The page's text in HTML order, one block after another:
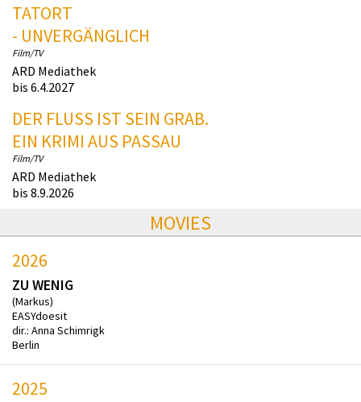
TATORT
- UNVERGÄNGLICH
Film/TV
ARD Mediathek
bis 6.4.2027
DER FLUSS IST SEIN GRAB.
EIN KRIMI AUS PASSAU
Film/TV
ARD Mediathek
bis 8.9.2026
MOVIES
2026
ZU WENIG
(Markus)
EASYdoesit
dir.: Anna Schimrigk
Berlin
2025